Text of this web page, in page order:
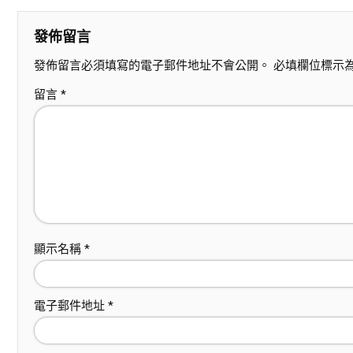
發佈留言
發佈留言必須填寫的電子郵件地址不會公開。 必填欄位標示
留言 *
顯示名稱 *
電子郵件地址 *